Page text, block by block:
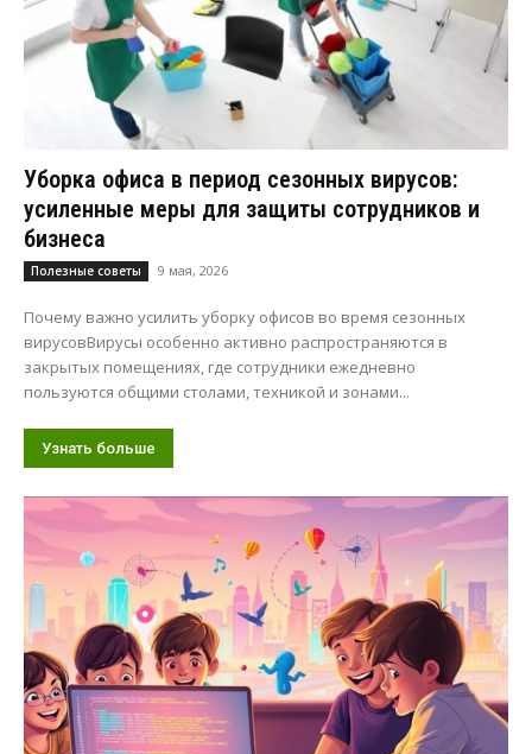
Уборка офиса в период сезонных вирусов:
усиленные меры для защиты сотрудников и
бизнеса
Полезные советы 9 мая, 2026
Почему важно усилить уборку офисов во время сезонных
вирусовВирусы особенно активно распространяются в
закрытых помещениях, где сотрудники ежедневно
пользуются общими столами, техникой и зонами...
Узнать больше